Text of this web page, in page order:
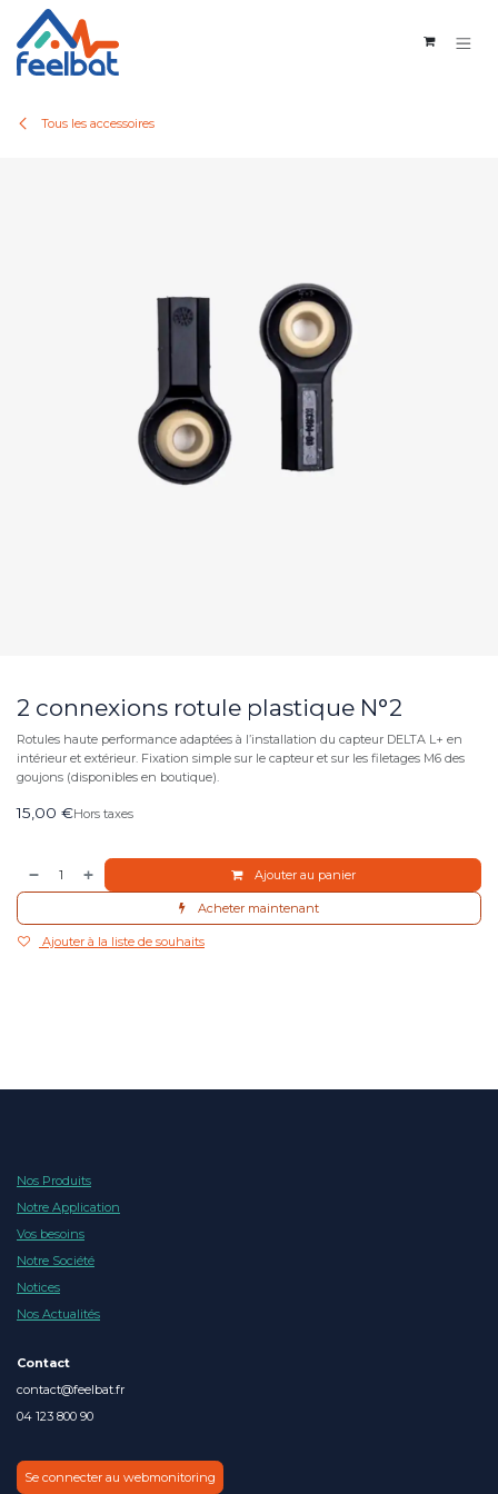
Se rendre au contenu
Tous les accessoires
2 connexions rotule plastique N°2
Rotules haute performance adaptées à l’installation du capteur DELTA L+ en
intérieur et extérieur. Fixation simple sur le capteur et sur les filetages M6 des
goujons (disponibles en boutique).
15,00 €Hors taxes
Ajouter au panier
Acheter maintenant
Ajouter à la liste de souhaits
Nos Produits
Notre Application
Vos besoins
Notre Société
Notices
Nos Actualités
Contact
contact@feelbat.fr
04 123 800 90
Se connecter au webmonitoring